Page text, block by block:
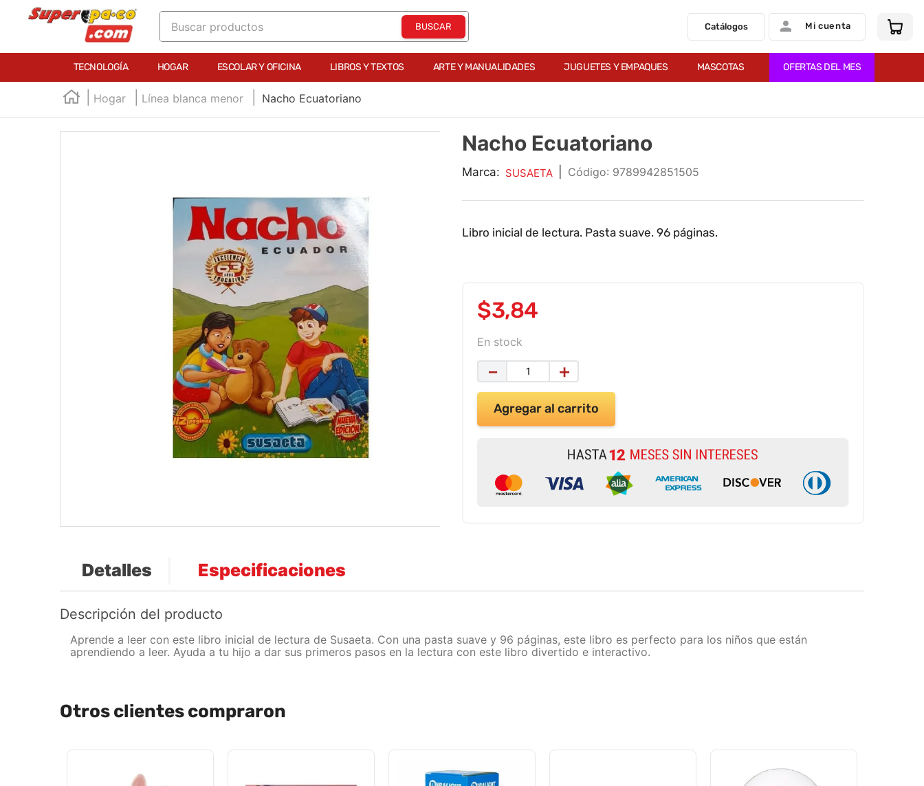
Buscar productos
Catálogos Mi cuenta
TECNOLOGÍA HOGAR ESCOLAR Y OFICINA LIBROS Y TEXTOS ARTE Y MANUALIDADES JUGUETES Y EMPAQUES MASCOTAS OFERTAS DEL MES
Hogar Línea blanca menor Nacho Ecuatoriano
Nacho Ecuatoriano
Marca: SUSAETA : 9789942851505
Libro inicial de lectura. Pasta suave. 96 páginas.
$3,84
En stock
＋
－
Agregar al carrito
Detalles Especificaciones
Descripción del producto
Aprende a leer con este libro inicial de lectura de Susaeta. Con una pasta suave y 96 páginas, este libro es perfecto para los niños que están
aprendiendo a leer. Ayuda a tu hijo a dar sus primeros pasos en la lectura con este libro divertido e interactivo.
Otros clientes compraron
TÉRMINOS MÁS BUSCADOS
2.
marcador e300
6.
marcadores
audifonos
teclado
impresora
10. calculadora